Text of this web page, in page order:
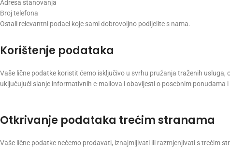
Adresa stanovanja
Broj telefona
Ostali relevantni podaci koje sami dobrovoljno podijelite s nama.
Korištenje podataka
Vaše lične podatke koristit ćemo isključivo u svrhu pružanja traženih
uključujući slanje informativnih e-mailova i obavijesti o posebnim
Otkrivanje podataka trećim stranama
Vaše lične podatke nećemo prodavati, iznajmljivati ili razmjenjivati s trećim